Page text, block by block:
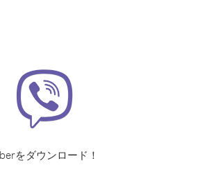
をダウンロード！